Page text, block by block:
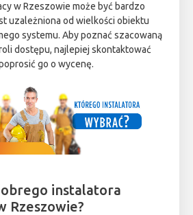
w Rzeszowie może być bardzo
uzależniona od wielkości obiektu
systemu. Aby poznać szacowaną
dostępu, najlepiej skontaktować
go o wycenę.
instalatora
Rzeszowie?